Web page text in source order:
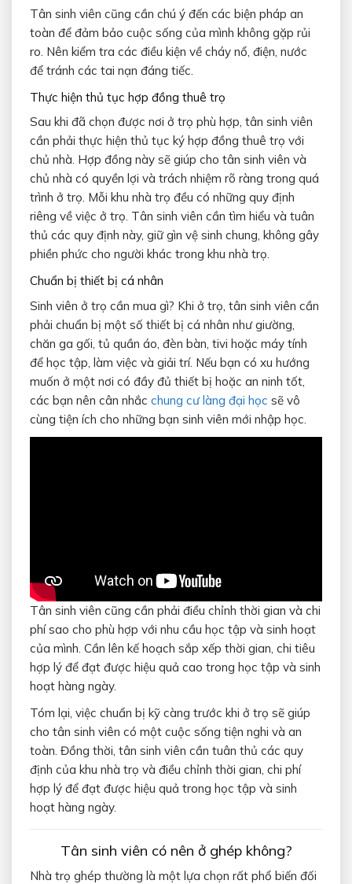
Tân sinh viên cũng cần chú ý đến các biện pháp an
toàn để đảm bảo cuộc sống của mình không gặp rủi
ro. Nên kiểm tra các điều kiện về cháy nổ, điện, nước
để tránh các tai nạn đáng tiếc.
Thực hiện thủ tục hợp đồng thuê trọ
Sau khi đã chọn được nơi ở trọ phù hợp, tân sinh viên
cần phải thực hiện thủ tục ký hợp đồng thuê trọ với
chủ nhà. Hợp đồng này sẽ giúp cho tân sinh viên và
chủ nhà có quyền lợi và trách nhiệm rõ ràng trong quá
trình ở trọ. Mỗi khu nhà trọ đều có những quy định
riêng về việc ở trọ. Tân sinh viên cần tìm hiểu và tuân
thủ các quy định này, giữ gìn vệ sinh chung, không gây
phiền phức cho người khác trong khu nhà trọ.
Chuẩn bị thiết bị cá nhân
Sinh viên ở trọ cần mua gì? Khi ở trọ, tân sinh viên cần
phải chuẩn bị một số thiết bị cá nhân như giường,
chăn ga gối, tủ quần áo, đèn bàn, tivi hoặc máy tính
để học tập, làm việc và giải trí. Nếu bạn có xu hướng
muốn ở một nơi có đầy đủ thiết bị hoặc an ninh tốt,
các bạn nên cân nhắc chung cư làng đại học sẽ vô
cùng tiện ích cho những bạn sinh viên mới nhập học.
Tân sinh viên cũng cần phải điều chỉnh thời gian và chi
phí sao cho phù hợp với nhu cầu học tập và sinh hoạt
của mình. Cần lên kế hoạch sắp xếp thời gian, chi tiêu
hợp lý để đạt được hiệu quả cao trong học tập và sinh
hoạt hàng ngày.
Tóm lại, việc chuẩn bị kỹ càng trước khi ở trọ sẽ giúp
cho tân sinh viên có một cuộc sống tiện nghi và an
toàn. Đồng thời, tân sinh viên cần tuân thủ các quy
định của khu nhà trọ và điều chỉnh thời gian, chi phí
hợp lý để đạt được hiệu quả trong học tập và sinh
hoạt hàng ngày.
Tân sinh viên có nên ở ghép không?
Nhà trọ ghép thường là một lựa chọn rất phổ biến đối